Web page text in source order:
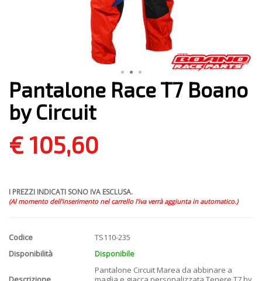
Pantalone Race T7 Boano
by Circuit
€ 105,60
I PREZZI INDICATI SONO IVA ESCLUSA.
(Al momento dell'inserimento nel carrello l'iva verrà aggiunta in automatico.)
Codice
TS110-235
Disponibilità
Disponibile
Pantalone Circuit Marea da abbinare a